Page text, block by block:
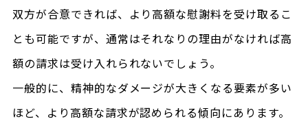
双方が合意できれば、より高額な慰謝料を受け取るこ
とも可能ですが、通常はそれなりの理由がなければ高
額の請求は受け入れられないでしょう。
一般的に、精神的なダメージが大きくなる要素が多い
ほど、より高額な請求が認められる傾向にあります。